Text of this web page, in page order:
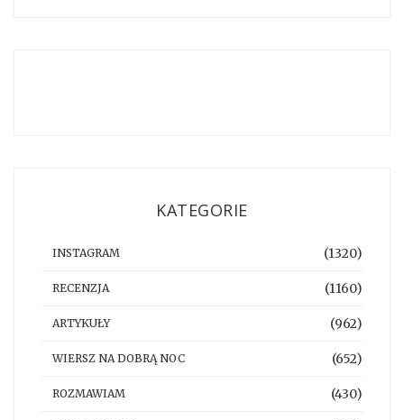
KATEGORIE
INSTAGRAM (1320)
RECENZJA (1160)
ARTYKUŁY (962)
WIERSZ NA DOBRĄ NOC (652)
ROZMAWIAM (430)